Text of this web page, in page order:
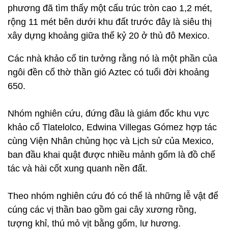
phương đã tìm thấy một cấu trúc tròn cao 1,2 mét,
rộng 11 mét bên dưới khu đất trước đây là siêu thị
xây dựng khoảng giữa thế kỷ 20 ở thủ đô Mexico.
Các nhà khảo cổ tin tưởng rằng nó là một phần của
ngôi đền cổ thờ thần gió Aztec có tuổi đời khoảng
650.
Nhóm nghiên cứu, đứng đầu là giám đốc khu vực
khảo cổ Tlatelolco, Edwina Villegas Gómez hợp tác
cùng Viện Nhân chủng học và Lịch sử của Mexico,
ban đầu khai quật được nhiều mảnh gốm là đồ chế
tác và hài cốt xung quanh nền đất.
Theo nhóm nghiên cứu đó có thể là những lễ vật để
cúng các vị thần bao gồm gai cây xương rồng,
tượng khỉ, thú mỏ vịt bằng gốm, lư hương.